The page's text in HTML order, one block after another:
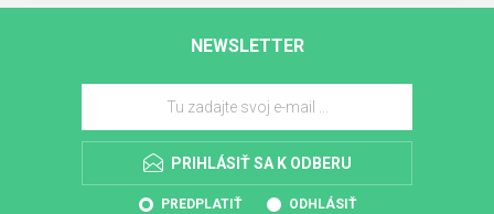
NEWSLETTER
PRIHLÁSIŤ SA K ODBERU
PREDPLATIŤ ODHLÁSIŤ